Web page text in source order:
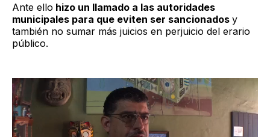
Ante ello hizo un llamado a las autoridades
municipales para que eviten ser sancionados y
también no sumar más juicios en perjuicio del erario
público.